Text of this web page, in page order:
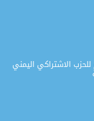
الاشتراكي اليمني